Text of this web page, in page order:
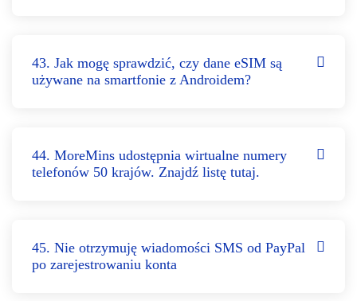
43. Jak mogę sprawdzić, czy dane eSIM są
używane na smartfonie z Androidem?
44. MoreMins udostępnia wirtualne numery
telefonów 50 krajów. Znajdź listę tutaj.
45. Nie otrzymuję wiadomości SMS od PayPal
po zarejestrowaniu konta